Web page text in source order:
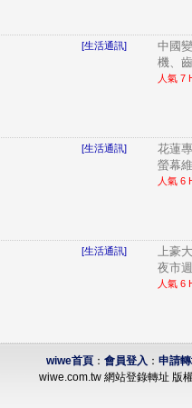
[生活通訊]
中國
機、
人氣 7
[生活通訊]
花蓮
螢幕
人氣 6
[生活通訊]
上豪
夜市
人氣 6
wiwe首頁： 會員登入 ： 申請
wiwe.com.tw 網站登錄轉址 版